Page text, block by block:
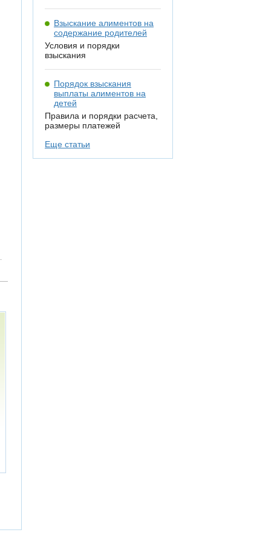
Взыскание алиментов на
содержание родителей
Условия и порядки
взыскания
Порядок взыскания
выплаты алиментов на
детей
Правила и порядки расчета,
размеры платежей
Еще статьи